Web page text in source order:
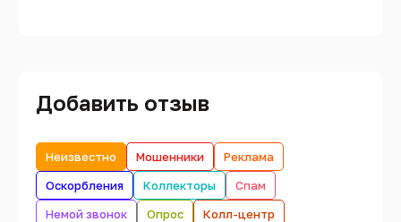
Добавить отзыв
Неизвестно Мошенники
Реклама
Оскорбления
Коллекторы
Спам
Немой звонок
Опрос
Колл-центр